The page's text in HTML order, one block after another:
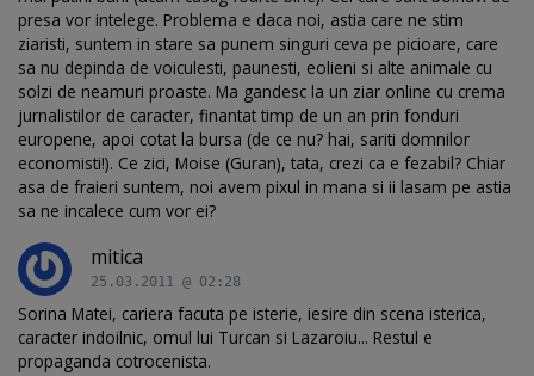
presa vor intelege. Problema e daca noi, astia care ne stim
ziaristi, suntem in stare sa punem singuri ceva pe picioare, care
sa nu depinda de voiculesti, paunesti, eolieni si alte animale cu
solzi de neamuri proaste. Ma gandesc la un ziar online cu crema
jurnalistilor de caracter, finantat timp de un an prin fonduri
europene, apoi cotat la bursa (de ce nu? hai, sariti domnilor
economisti!). Ce zici, Moise (Guran), tata, crezi ca e fezabil? Chiar
asa de fraieri suntem, noi avem pixul in mana si ii lasam pe astia
sa ne incalece cum vor ei?
mitica
25.03.2011 @ 02:28
Sorina Matei, cariera facuta pe isterie, iesire din scena isterica,
caracter indoilnic, omul lui Turcan si Lazaroiu... Restul e
propaganda cotrocenista.